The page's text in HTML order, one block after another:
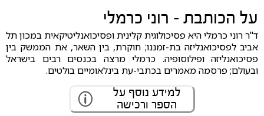
על הכותבת - רוני כרמלי
ד"ר רוני כרמלי היא פסיכולוגית קלינית ופסיכואנליטיקאית במכון תל
אביב לפסיכואנליזה בת-זמננו; חוקרת, בין השאר, את הממשק בין
פסיכואנליזה ופילוסופיה. כרמלי מרצה בכנסים רבים בישראל
ובעולם; פרסמה מאמרים בכתבי-עת בינלאומיים בולטים.
למידע נוסף על
הספר ורכישה